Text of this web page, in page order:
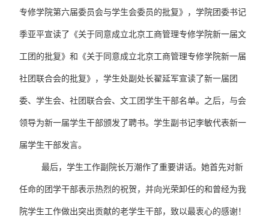
专修学院第六届委员会与学生会委员的批复》，学院团委书记
季亚平宣读了《关于同意成立北京工商管理专修学院新一届文
工团的批复》和《关于同意成立北京工商管理专修学院新一届
社团联合会的批复》，学生处副处长翟延军宣读了新一届团
委、学生会、社团联合会、文工团学生干部名单。之后，与会
领导为新一届学生干部颁发了聘书。学生副书记李敏代表新一
届学生干部发言。
最后，学生工作副院长万潮作了重要讲话。她首先对新
任命的团学干部表示热烈的祝贺，并向光荣卸任的和曾经为我
院学生工作做出突出贡献的老学生干部，致以最衷心的感谢！